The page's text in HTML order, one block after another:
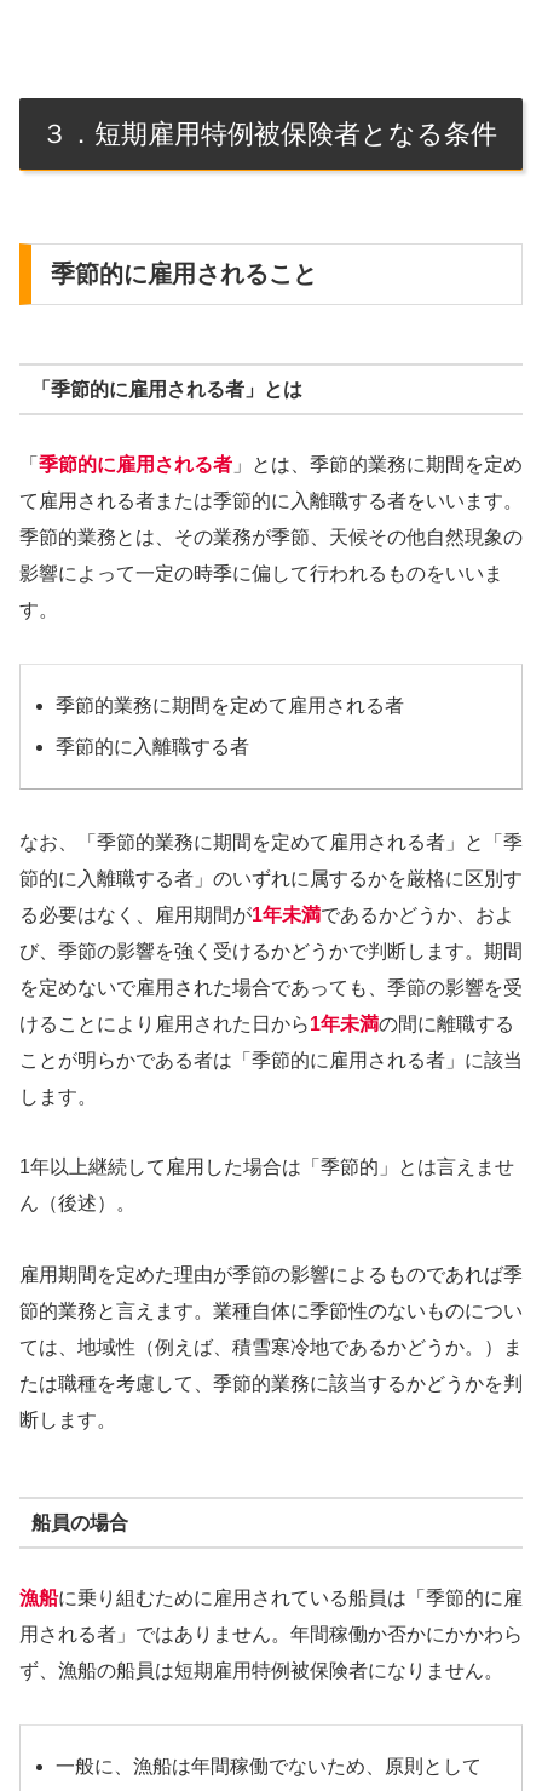
３．短期雇用特例被保険者となる条件
季節的に雇用されること
「季節的に雇用される者」とは
「 季節的に雇用される者 」とは、季節的業務に期間を定め
て雇用される者または季節的に入離職する者をいいます。
季節的業務とは、その業務が季節、天候その他自然現象の
影響によって一定の時季に偏して行われるものをいいま
す。
季節的業務に期間を定めて雇用される者
季節的に入離職する者
なお、「季節的業務に期間を定めて雇用される者」と「季
節的に入離職する者」のいずれに属するかを厳格に区別す
る必要はなく、雇用期間が1年未満であるかどうか、およ
び、季節の影響を強く受けるかどうかで判断します。期間
を定めないで雇用された場合であっても、季節の影響を受
けることにより雇用された日から1年未満の間に離職する
ことが明らかである者は「季節的に雇用される者」に該当
します。
1年以上継続して雇用した場合は「季節的」とは言えませ
ん（後述）。
雇用期間を定めた理由が季節の影響によるものであれば季
節的業務と言えます。業種自体に季節性のないものについ
ては、地域性（例えば、積雪寒冷地であるかどうか。）ま
たは職種を考慮して、季節的業務に該当するかどうかを判
断します。
船員の場合
漁船に乗り組むために雇用されている船員は「季節的に雇
用される者」ではありません。年間稼働か否かにかかわら
ず、漁船の船員は短期雇用特例被保険者になりません。
一般に、漁船は年間稼働でないため、原則として